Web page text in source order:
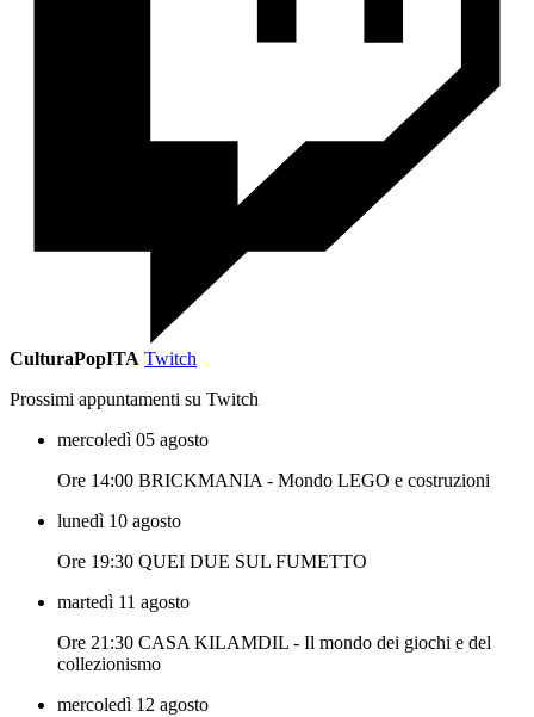
CulturaPopITA Twitch
Prossimi appuntamenti su Twitch
mercoledì 05 agosto
Ore 14:00 BRICKMANIA - Mondo LEGO e costruzioni
lunedì 10 agosto
Ore 19:30 QUEI DUE SUL FUMETTO
martedì 11 agosto
Ore 21:30 CASA KILAMDIL - Il mondo dei giochi e del
collezionismo
mercoledì 12 agosto